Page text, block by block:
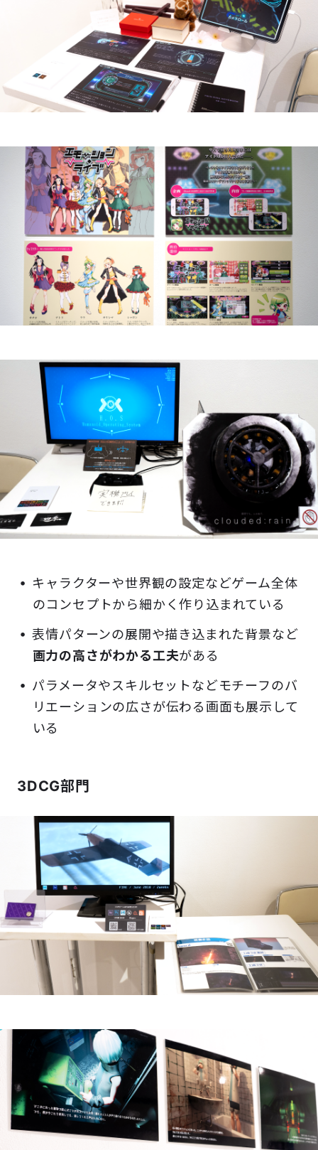
キャラクターや世界観の設定などゲーム全体
のコンセプトから細かく作り込まれている
表情パターンの展開や描き込まれた背景など
画力の高さがわかる工夫がある
パラメータやスキルセットなどモチーフのバ
リエーションの広さが伝わる画面も展示して
いる
3DCG部門